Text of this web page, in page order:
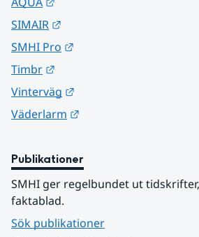
SIMAIR
SMHI Pro
Timbr
Vinterväg
Väderlarm
Publikationer
SMHI ger regelbundet ut
faktablad.
Sök publikationer